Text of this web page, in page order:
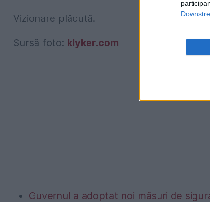
Vizionare plăcută.
Sursă foto: klyker.com
Guvernul a adoptat noi măsuri de